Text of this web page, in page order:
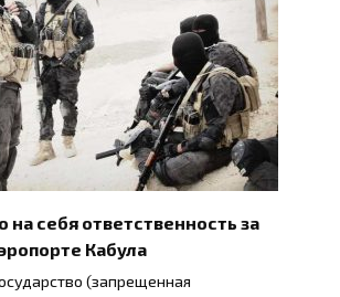
на себя ответственность за
Кабула
(запрещенная